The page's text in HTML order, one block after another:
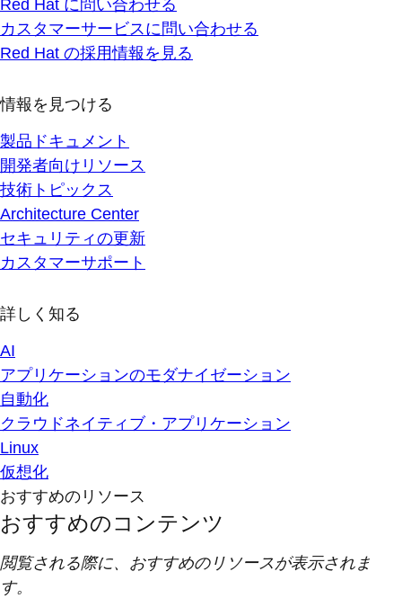
Red Hat に問い合わせる
カスタマーサービスに問い合わせる
Red Hat の採用情報を見る
情報を見つける
製品ドキュメント
開発者向けリソース
技術トピックス
Architecture Center
セキュリティの更新
カスタマーサポート
詳しく知る
AI
アプリケーションのモダナイゼーション
自動化
クラウドネイティブ・アプリケーション
Linux
仮想化
おすすめのリソース
おすすめのコンテンツ
閲覧される際に、おすすめのリソースが表示されま
す。